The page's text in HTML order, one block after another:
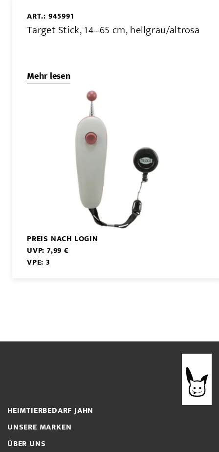
ART.: 945991
Target Stick, 14–65 cm, hellgrau/altrosa
Mehr lesen
PREIS NACH LOGIN
UVP: 7,99 €
VPE: 3
HEIMTIERBEDARF JAHN
UNSERE MARKEN
ÜBER UNS